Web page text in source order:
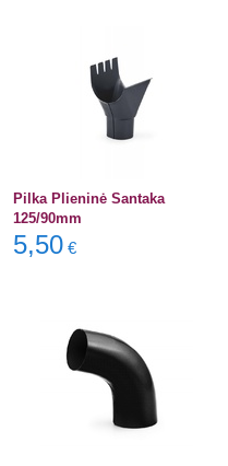
Pilka Plieninė Santaka
125/90mm
5,50 €